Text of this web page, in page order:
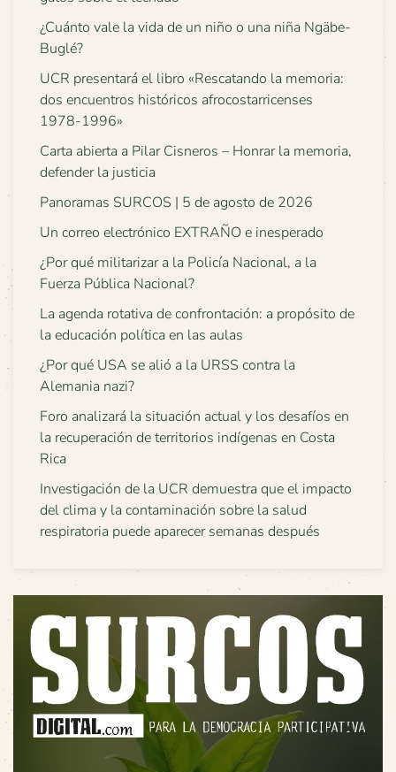
¿Cuánto vale la vida de un niño o una niña Ngäbe-
Buglé?
UCR presentará el libro «Rescatando la memoria:
dos encuentros históricos afrocostarricenses
1978-1996»
Carta abierta a Pilar Cisneros – Honrar la memoria,
defender la justicia
Panoramas SURCOS | 5 de agosto de 2026
Un correo electrónico EXTRAÑO e inesperado
¿Por qué militarizar a la Policía Nacional, a la
Fuerza Pública Nacional?
La agenda rotativa de confrontación: a propósito de
la educación política en las aulas
¿Por qué USA se alió a la URSS contra la
Alemania nazi?
Foro analizará la situación actual y los desafíos en
la recuperación de territorios indígenas en Costa
Rica
Investigación de la UCR demuestra que el impacto
del clima y la contaminación sobre la salud
respiratoria puede aparecer semanas después